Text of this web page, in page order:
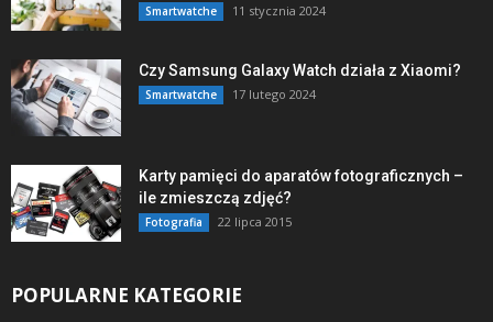
Smartwatche 11 stycznia 2024
Czy Samsung Galaxy Watch działa z Xiaomi?
Smartwatche 17 lutego 2024
Karty pamięci do aparatów fotograficznych –
ile zmieszczą zdjęć?
Fotografia 22 lipca 2015
POPULARNE KATEGORIE